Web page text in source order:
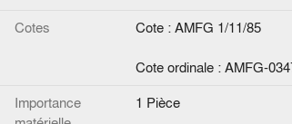
Cotes
Cote : AMFG 1/11/85
Cote ordinale : AMFG-
Importance
1 Pièce